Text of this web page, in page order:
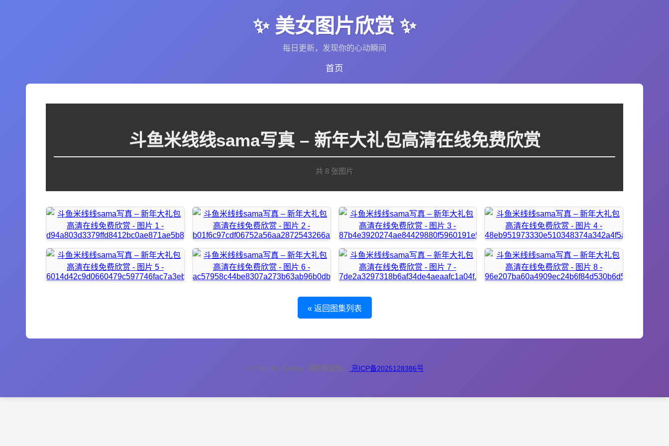
✨ 美女图片欣赏 ✨
每日更新，发现你的心动瞬间
首页
斗鱼米线线sama写真 – 新年大礼包高清在线免费欣赏
共 8 张图片
« 返回图集列表
© 2026 My Gallery. 请尊重版权。 京ICP备2025128386号